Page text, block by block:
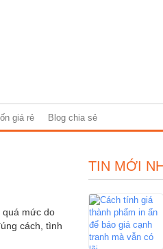
giá rẻ Blog chia sẻ
quá mức do
cách, tình
TIN MỚI